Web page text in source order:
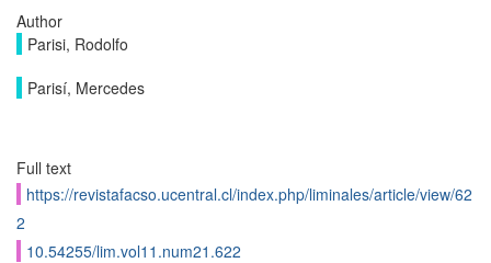
Author
Parisi, Rodolfo
Parisí, Mercedes
Full text
https://revistafacso.ucentral.cl/index.php/liminales/article/view/62
2
10.54255/lim.vol11.num21.622